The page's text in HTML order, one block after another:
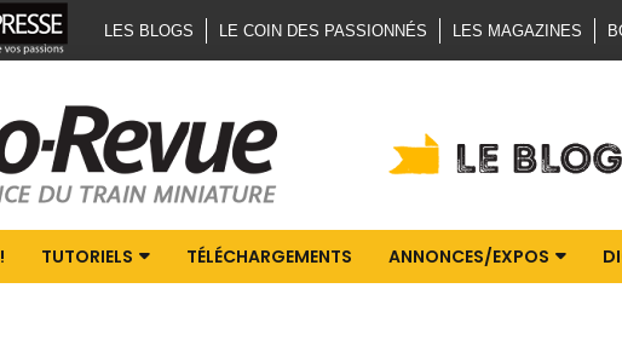
LES BLOGS LE COIN DES PASSIONNÉS LES MAGAZINES
TUTORIELS TÉLÉCHARGEMENTS ANNONCES/EXPOS